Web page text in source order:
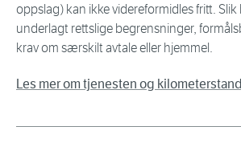
oppslag) kan ikke videreformidles fritt.
underlagt rettslige begrensninger,
krav om særskilt avtale eller hjemmel.
Les mer om tjenesten og